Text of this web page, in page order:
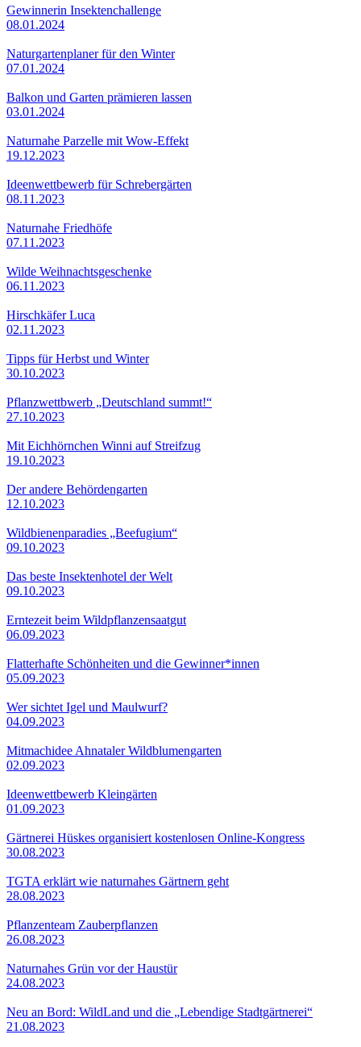
Gewinnerin Insektenchallenge
08.01.2024
Naturgartenplaner für den Winter
07.01.2024
Balkon und Garten prämieren lassen
03.01.2024
Naturnahe Parzelle mit Wow-Effekt
19.12.2023
Ideenwettbewerb für Schrebergärten
08.11.2023
Naturnahe Friedhöfe
07.11.2023
Wilde Weihnachtsgeschenke
06.11.2023
Hirschkäfer Luca
02.11.2023
Tipps für Herbst und Winter
30.10.2023
Pflanzwettbwerb „Deutschland summt!“
27.10.2023
Mit Eichhörnchen Winni auf Streifzug
19.10.2023
Der andere Behördengarten
12.10.2023
Wildbienenparadies „Beefugium“
09.10.2023
Das beste Insektenhotel der Welt
09.10.2023
Erntezeit beim Wildpflanzensaatgut
06.09.2023
Flatterhafte Schönheiten und die Gewinner*innen
05.09.2023
Wer sichtet Igel und Maulwurf?
04.09.2023
Mitmachidee Ahnataler Wildblumengarten
02.09.2023
Ideenwettbewerb Kleingärten
01.09.2023
Gärtnerei Hüskes organisiert kostenlosen Online-Kongress
30.08.2023
TGTA erklärt wie naturnahes Gärtnern geht
28.08.2023
Pflanzenteam Zauberpflanzen
26.08.2023
Naturnahes Grün vor der Haustür
24.08.2023
Neu an Bord: WildLand und die „Lebendige Stadtgärtnerei“
21.08.2023